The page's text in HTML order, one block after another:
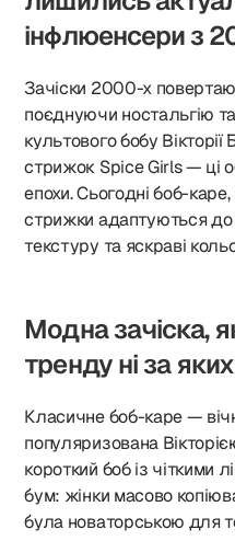
інфлюенсери з
Зачіски 2000-х
поєднуючи ностальгію та
культового бобу
стрижок Spice Girls — ці
епохи. Сьогодні боб-
стрижки адаптуються
текстуру та яскраві
Модна зачіска,
тренду ні за
Класичне боб-каре —
популяризована
короткий боб із чіткими
бум: жінки масово
була новаторською для